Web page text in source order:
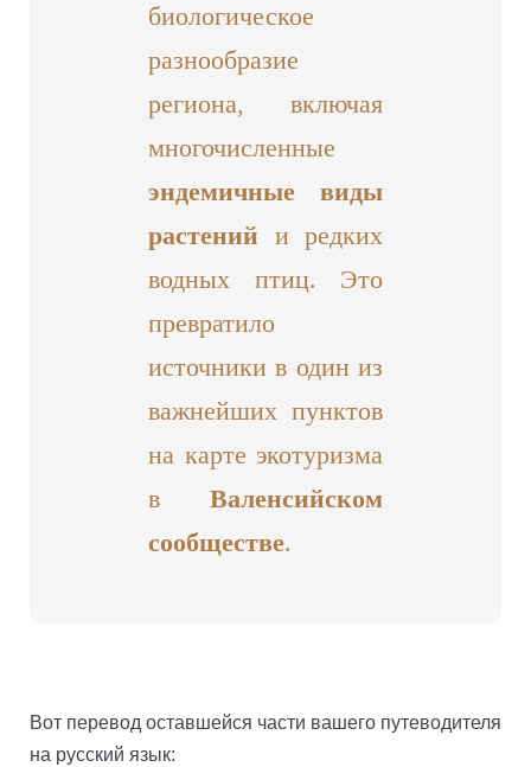
биологическое
разнообразие
региона, включая
многочисленные
эндемичные виды
растений и редких
водных птиц. Это
превратило
источники в один из
важнейших пунктов
на карте экотуризма
в Валенсийском
сообществе.
Вот перевод оставшейся части вашего путеводителя
на русский язык: